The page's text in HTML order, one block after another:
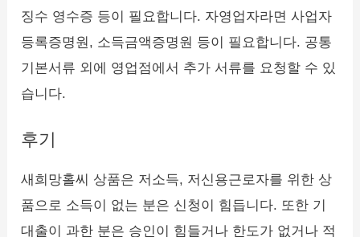
징수 영수증 등이 필요합니다. 자영업자라면 사업자
등록증명원, 소득금액증명원 등이 필요합니다. 공통
기본서류 외에 영업점에서 추가 서류를 요청할 수 있
습니다.
후기
새희망홀씨 상품은 저소득, 저신용근로자를 위한 상
품으로 소득이 없는 분은 신청이 힘듭니다. 또한 기
대출이 과한 분은 승인이 힘들거나 한도가 없거나 적